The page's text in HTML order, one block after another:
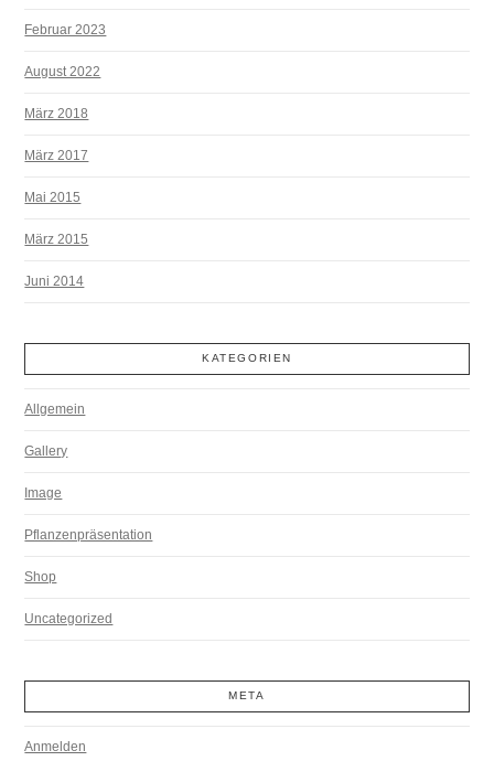
Februar 2023
August 2022
März 2018
März 2017
Mai 2015
März 2015
Juni 2014
KATEGORIEN
Allgemein
Gallery
Image
Pflanzenpräsentation
Shop
Uncategorized
META
Anmelden